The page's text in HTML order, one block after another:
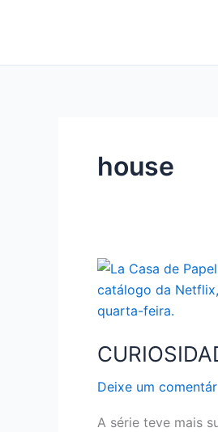
house
Deixe um
A série teve mais